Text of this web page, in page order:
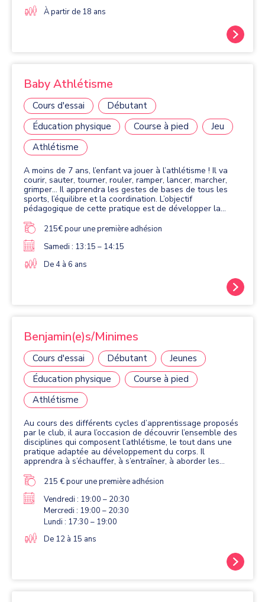
À partir de 18 ans
Baby Athlétisme
Cours d'essai
Débutant
Éducation physique
Course à pied
Jeu
Athlétisme
A moins de 7 ans, l’enfant va jouer à l’athlétisme ! Il va
courir, sauter, tourner, rouler, ramper, lancer, marcher,
grimper… Il apprendra les gestes de bases de tous les
sports, l’équilibre et la coordination. L’objectif
pédagogique de cette pratique est de développer la
215€ pour une première adhésion
Samedi : 13:15 – 14:15
De 4 à 6 ans
Benjamin(e)s/Minimes
Cours d'essai Débutant
Jeunes
Éducation physique
Course à pied
Athlétisme
Au cours des différents cycles d’apprentissage proposés
par le club, il aura l’occasion de découvrir l’ensemble des
disciplines qui composent l’athlétisme, le tout dans une
pratique adaptée au développement du corps. Il
apprendra à s’échauffer, à s’entraîner, à aborder les
215 € pour une première adhésion
Vendredi : 19:00 – 20:30
Mercredi : 19:00 – 20:30
Lundi : 17:30 – 19:00
De 12 à 15 ans